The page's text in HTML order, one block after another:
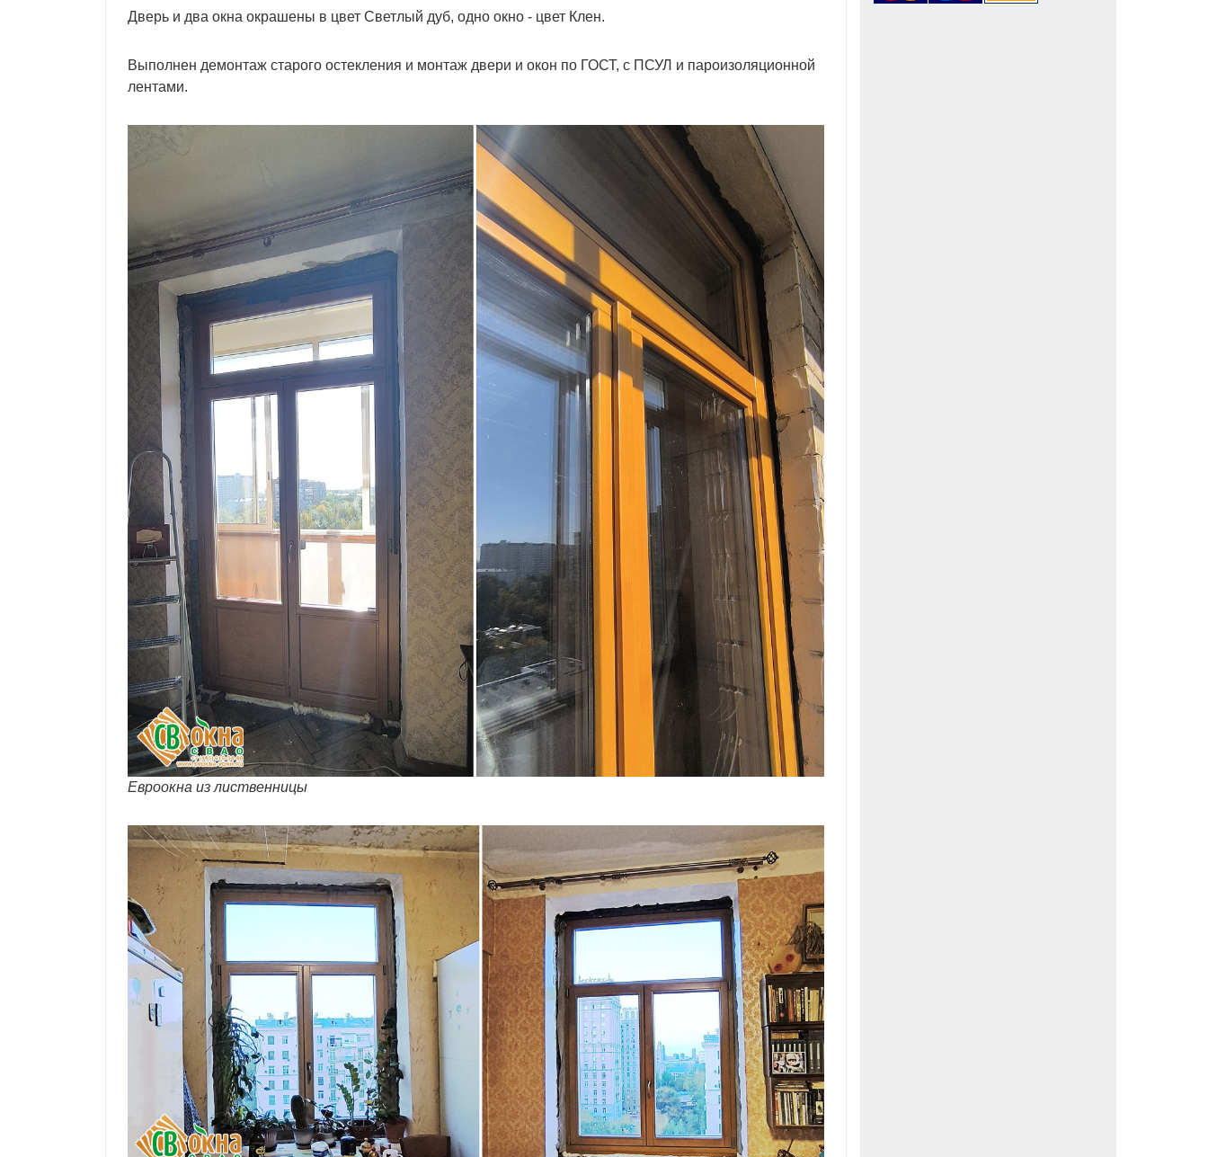
Дверь и два окна окрашены в цвет Светлый дуб, одно окно - цвет Клен.
Выполнен демонтаж старого остекления и монтаж двери и окон по ГОСТ, с ПСУЛ и пароизоляционной
лентами.
Евроокна из лиственницы